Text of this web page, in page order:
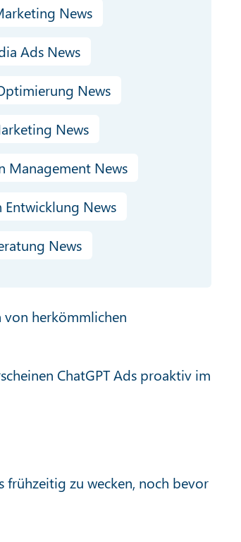
News
Ads News
News
News
Management News
Entwicklung News
News
von herkömmlichen
ChatGPT Ads proaktiv im
frühzeitig zu wecken, noch bevor